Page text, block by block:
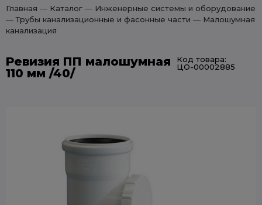
Главная ― Каталог ― Инженерные системы и оборудование
― Трубы канализационные и фасонные части ― Малошумная
канализация
Ревизия ПП малошумная
110 мм /40/
Код товара:
ЦО-00002885